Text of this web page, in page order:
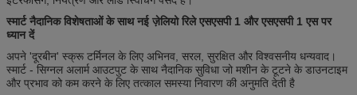
स्मार्ट नैदानिक ​​विशेषताओं के साथ नई ज़ेलियो रिले एसएसपी 1 और एसएसपी 1 एस पर
ध्यान दें
अपने 'दूरबीन' स्क्रू टर्मिनल के लिए अभिनव, सरल, सुरक्षित और विश्वसनीय धन्यवाद।
स्मार्ट - सिग्नल अलार्म आउटपुट के साथ नैदानिक ​​सुविधा जो मशीन के टूटने के डाउनटाइम
और प्रभाव को कम करने के लिए तत्काल समस्या निवारण की अनुमति देती है